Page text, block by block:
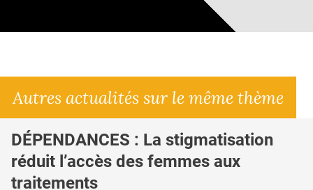
Autres actualités sur le même thème
DÉPENDANCES : La stigmatisation
réduit l’accès des femmes aux
traitements